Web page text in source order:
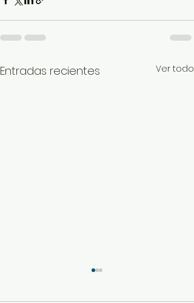
Entradas recientes Ver todo